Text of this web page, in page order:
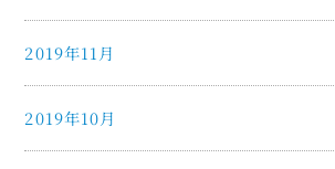
2019年11月
2019年10月